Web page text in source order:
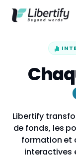
Libertify
de fonds, les
formation et
interactives